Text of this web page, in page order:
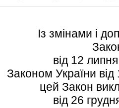
Iз змiнами i
вiд 12
Законом України
цей Закон
вiд 26